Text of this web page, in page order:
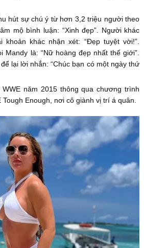
hút sự chú ý từ hơn 3,2 triệu người theo
mộ bình luận: “Xinh đẹp”. Người khác
khoản khác nhận xét: “Đẹp tuyệt vời!”.
Mandy là: “Nữ hoàng đẹp nhất thế giới”.
lại lời nhắn: “Chúc bạn có một ngày thứ
năm 2015 thông qua chương trình
Enough, nơi cô giành vị trí á quân.